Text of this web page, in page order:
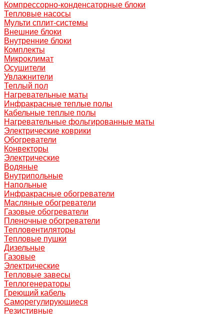
Компрессорно-конденсаторные блоки
Тепловые насосы
Мульти сплит-системы
Внешние блоки
Внутренние блоки
Комплекты
Микроклимат
Осушители
Увлажнители
Теплый пол
Нагревательные маты
Инфракрасные теплые полы
Кабельные теплые полы
Нагревательные фольгированные маты
Электрические коврики
Обогреватели
Конвекторы
Электрические
Водяные
Внутрипольные
Напольные
Инфракрасные обогреватели
Масляные обогреватели
Газовые обогреватели
Пленочные обогреватели
Тепловентиляторы
Тепловые пушки
Дизельные
Газовые
Электрические
Тепловые завесы
Теплогенераторы
Греющий кабель
Саморегулирующиеся
Резистивные